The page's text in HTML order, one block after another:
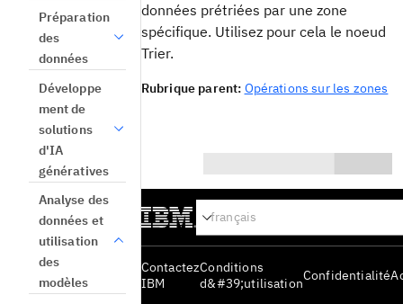
Préparation
des
données
Développe
ment de
solutions
d'IA
génératives
Analyse des
données et
utilisation
des
modèles
données prétriées par une zone
spécifique. Utilisez pour cela le noeud
Trier.
Rubrique parent: Opérations sur les zones
Oui
Non
0/1000
Contactez
IBM
Conditions
d&#39;utilisationConfidentialité